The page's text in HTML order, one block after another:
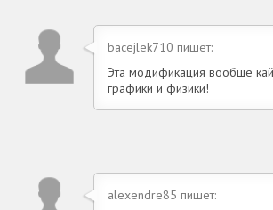
bacejlek710 пишет:
Эта модификация вообще
графики и физики!
alexendre85 пишет: